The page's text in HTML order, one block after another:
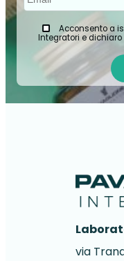
Acconsento a
Integratori e
via